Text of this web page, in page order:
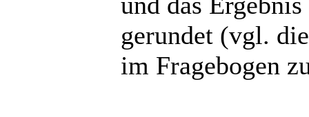
gerundet (vgl.
im Fragebogen